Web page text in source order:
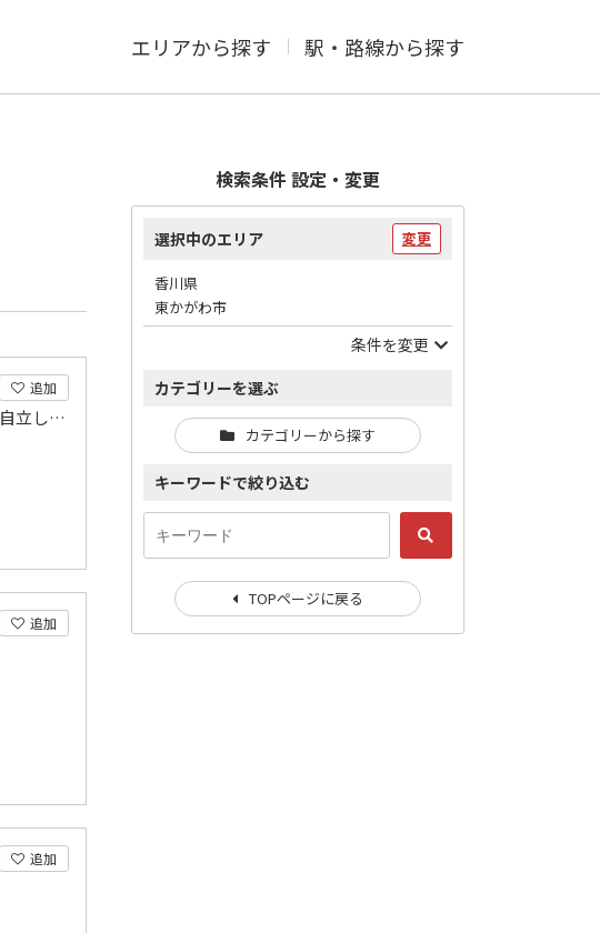
エリアから探す 駅・路線から探す
追加
入居者の状態に合わせたサービスを提供し、生きがいのある自立した生活が送れるよう支援します。
追加
追加
検索条件 設定・変更
選択中のエリア 変更
香川県
東かがわ市
条件を変更
カテゴリーを選ぶ
カテゴリーから探す
キーワードで絞り込む
TOPページに戻る